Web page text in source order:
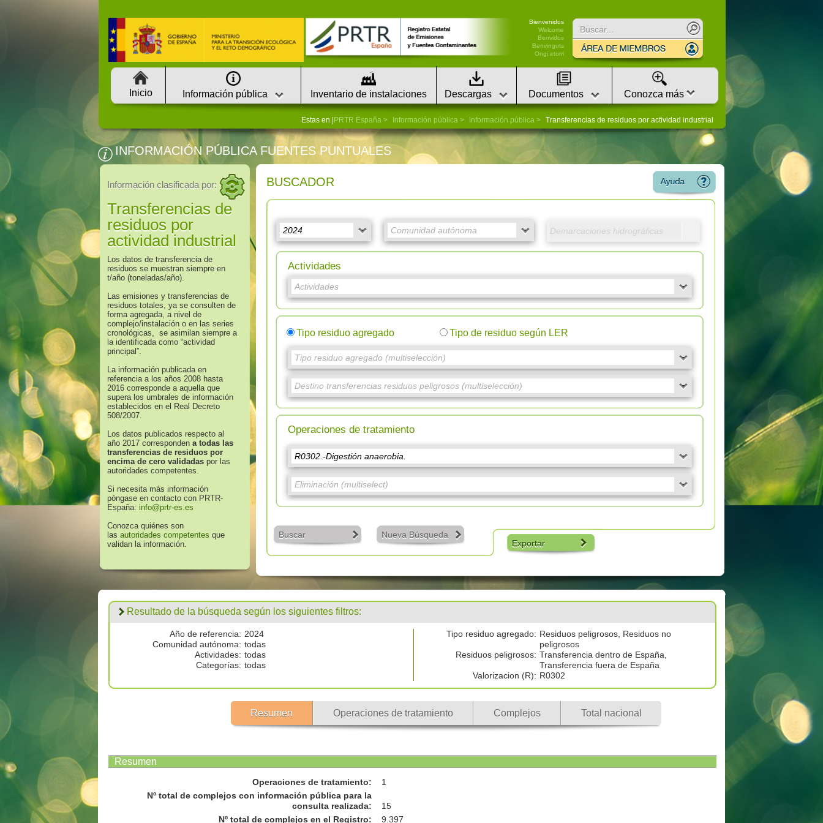
Bienvenidos
Welcome
Benvidos
Benvinguts
Ongi etorri
Inicio Información pública Inventario de instalaciones Descargas Documentos Conozca más
Estas en | PRTR España Información pública Información pública Transferencias de residuos por actividad industrial
INFORMACIÓN PÚBLICA FUENTES PUNTUALES
Información clasificada por:
Transferencias de
residuos por
actividad industrial
Los datos de transferencia de
residuos se muestran siempre en
t/año (toneladas/año).
Las emisiones y transferencias de
residuos totales, ya se consulten de
forma agregada, a nivel de
complejo/instalación o en las series
cronológicas, se asimilan siempre a
la identificada como “actividad
principal”.
La información publicada en
referencia a los años 2008 hasta
2016 corresponde a aquella que
supera los umbrales de información
establecidos en el Real Decreto
508/2007.
Los datos publicados respecto al
año 2017 correspondena todas las
transferencias de residuos por
encima de cero validadaspor las
autoridades competentes.
Si necesita más información
póngase en contacto con PRTR-
España: info@prtr-es.es
Conozca quiénes son
las autoridades competentes que
validan la información.
BUSCADOR
Actividades
Tipo residuo agregado Tipo de residuo según LER
Operaciones de tratamiento
Buscar
Nueva Búsqueda
Exportar
Resultado de la búsqueda según los siguientes filtros:
Año de referencia: 2024
Comunidad autónoma: todas
Actividades: todas
Categorías: todas
Tipo residuo agregado: Residuos peligrosos, Residuos no
peligrosos
Residuos peligrosos: Transferencia dentro de España,
Transferencia fuera de España
Valorizacion (R): R0302
Resumen Operaciones de tratamiento Complejos Total nacional
Resumen
Operaciones de tratamiento:
1
Nº total de complejos con información pública para la
consulta realizada:
15
Nº total de complejos en el Registro: 9.397